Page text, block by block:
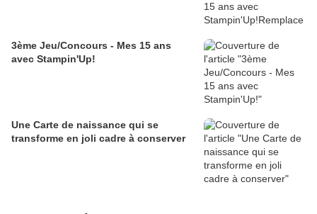
3ème Jeu/Concours - Mes 15 ans
avec Stampin'Up!
Une Carte de naissance qui se
transforme en joli cadre à conserver